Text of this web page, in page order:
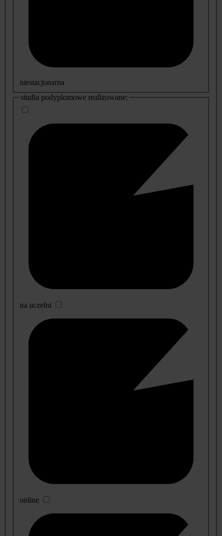
niestacjonarna
studia podyplomowe realizowane:
na uczelni
online